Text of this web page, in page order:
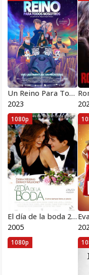
Un Reino Para Todos Nosotros
2023
El día de la boda 2005
2005
1080p
1080p